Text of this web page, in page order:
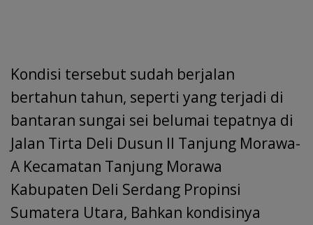
Kondisi tersebut sudah berjalan
bertahun tahun, seperti yang terjadi di
bantaran sungai sei belumai tepatnya di
Jalan Tirta Deli Dusun II Tanjung Morawa-
A Kecamatan Tanjung Morawa
Kabupaten Deli Serdang Propinsi
Sumatera Utara, Bahkan kondisinya